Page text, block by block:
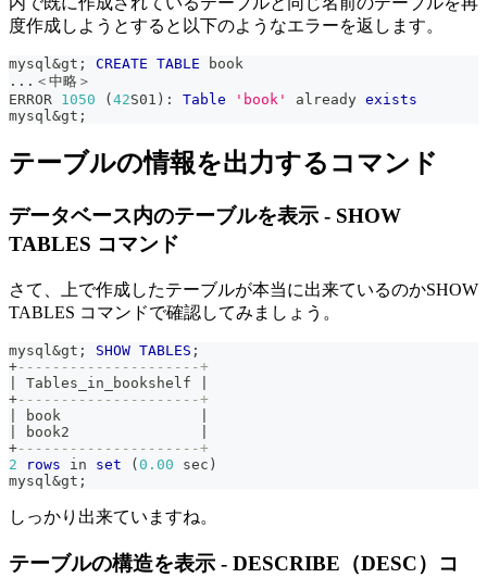
度作成しようとすると以下のようなエラーを返します。
mysql&gt ; CREATE TABLE book
. . . ＜中略＞
ERROR 1050 ( 42S01 ) : Table 'book' already exists
mysql&gt ;
テーブルの情報を出力するコマンド
データベース内のテーブルを表示 - SHOW
TABLES コマンド
さて、上で作成したテーブルが本当に出来ているのかSHOW
TABLES コマンドで確認してみましょう。
mysql &gt ; SHOW TABLES ;
+---------------------+
Tables_in_bookshelf
+---------------------+
book
book2
+---------------------+
2
rows in set ( 0.00 sec )
mysql &gt ;
しっかり出来ていますね。
テーブルの構造を表示 - DESCRIBE（DESC）コ